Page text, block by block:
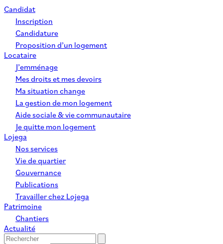
Candidat
Inscription
Candidature
Proposition d’un logement
Locataire
J’emménage
Mes droits et mes devoirs
Ma situation change
La gestion de mon logement
Aide sociale & vie communautaire
Je quitte mon logement
Lojega
Nos services
Vie de quartier
Gouvernance
Publications
Travailler chez Lojega
Patrimoine
Chantiers
Actualité